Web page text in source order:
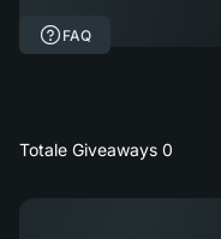
FAQ
Totale Giveaways 0